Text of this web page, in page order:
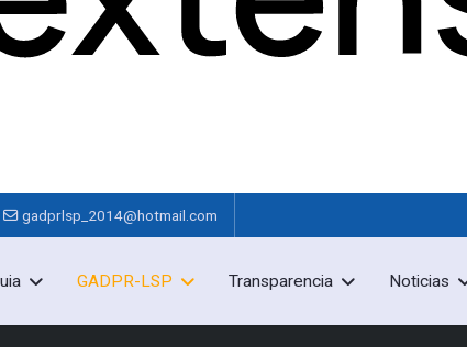
gadprlsp_2014@hotmail.com
GADPR-LSP Transparencia Noticias